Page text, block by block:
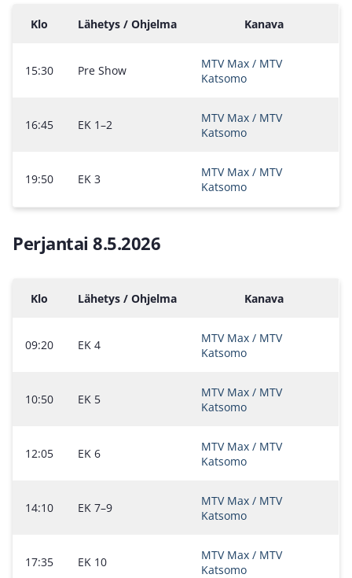
Klo Lähetys / Ohjelma Kanava
15:30 Pre Show
MTV Max / MTV
Katsomo
16:45 EK 1–2
MTV Max / MTV
Katsomo
19:50 EK 3
MTV Max / MTV
Katsomo
Perjantai 8.5.2026
Klo Lähetys / Ohjelma Kanava
09:20 EK 4
MTV Max / MTV
Katsomo
10:50 EK 5
MTV Max / MTV
Katsomo
12:05 EK 6
MTV Max / MTV
Katsomo
14:10 EK 7–9
MTV Max / MTV
Katsomo
17:35 EK 10
MTV Max / MTV
Katsomo